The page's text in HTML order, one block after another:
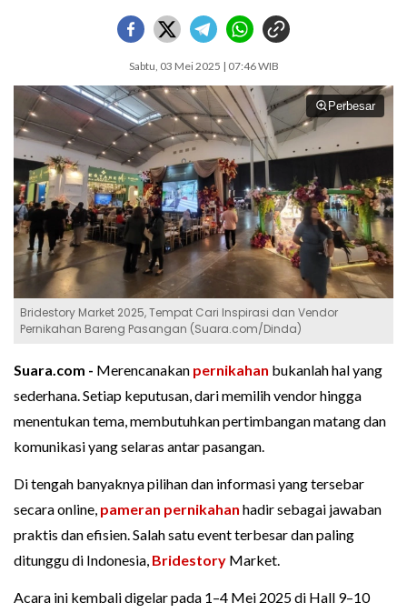
Sabtu, 03 Mei 2025 | 07:46 WIB
Perbesar
Bridestory Market 2025, Tempat Cari Inspirasi dan Vendor
Pernikahan Bareng Pasangan (Suara.com/Dinda)
Suara.com - Merencanakan pernikahan bukanlah hal yang
sederhana. Setiap keputusan, dari memilih vendor hingga
menentukan tema, membutuhkan pertimbangan matang dan
komunikasi yang selaras antar pasangan.
Di tengah banyaknya pilihan dan informasi yang tersebar
secara online, pameran pernikahan hadir sebagai jawaban
praktis dan efisien. Salah satu event terbesar dan paling
ditunggu di Indonesia, Bridestory Market.
Acara ini kembali digelar pada 1–4 Mei 2025 di Hall 9–10